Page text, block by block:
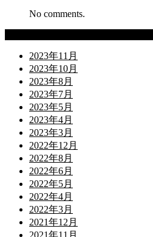
No comments.
2023年11月
2023年10月
2023年8月
2023年7月
2023年5月
2023年4月
2023年3月
2022年12月
2022年8月
2022年6月
2022年5月
2022年4月
2022年3月
2021年12月